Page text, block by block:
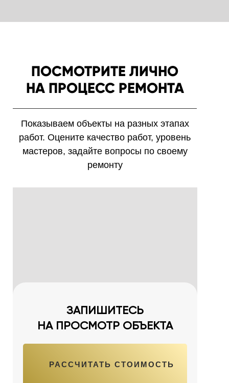
РАССЧИТАТЬ СТОИМОСТЬ
ЗАПИШИТЕСЬ
НА ПРОСМОТР ОБЪЕКТА
Показываем объекты на разных этапах
работ. Оцените качество работ, уровень
мастеров, задайте вопросы по своему
ремонту
ПОСМОТРИТЕ ЛИЧНО
НА ПРОЦЕСС РЕМОНТА